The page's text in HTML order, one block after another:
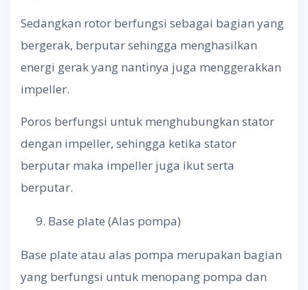
Sedangkan rotor berfungsi sebagai bagian yang
bergerak, berputar sehingga menghasilkan
energi gerak yang nantinya juga menggerakkan
impeller.
Poros berfungsi untuk menghubungkan stator
dengan impeller, sehingga ketika stator
berputar maka impeller juga ikut serta
berputar.
Base plate (Alas pompa)
Base plate atau alas pompa merupakan bagian
yang berfungsi untuk menopang pompa dan